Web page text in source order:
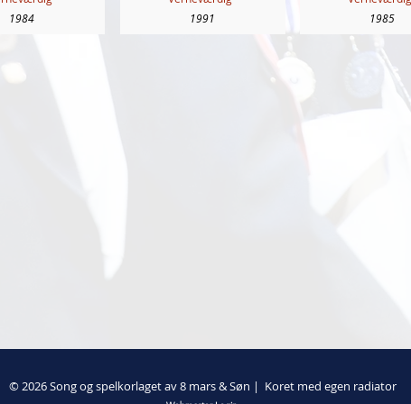
1984
1991
1985
© 2026 Song og spelkorlaget av 8 mars & Søn | Koret med egen radiator